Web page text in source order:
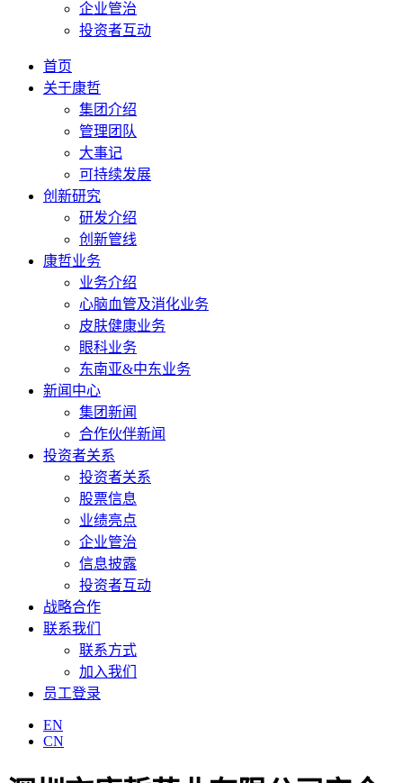
企业管治
投资者互动
首页
关于康哲
集团介绍
管理团队
大事记
可持续发展
创新研究
研发介绍
创新管线
康哲业务
业务介绍
心脑血管及消化业务
皮肤健康业务
眼科业务
东南亚&中东业务
新闻中心
集团新闻
合作伙伴新闻
投资者关系
投资者关系
股票信息
业绩亮点
企业管治
信息披露
投资者互动
战略合作
联系我们
联系方式
加入我们
员工登录
EN
CN